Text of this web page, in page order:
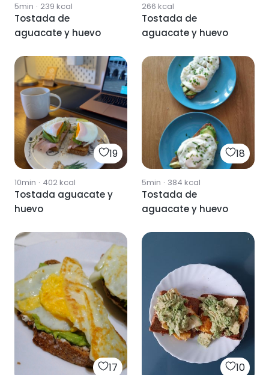
5min · 239 kcal
Tostada de
aguacate y huevo
266 kcal
Tostada de
aguacate y huevo
19
10min · 402kcal
Tostada aguacate y
huevo
18
5min · 384 kcal
Tostada de
aguacate y huevo
17 10